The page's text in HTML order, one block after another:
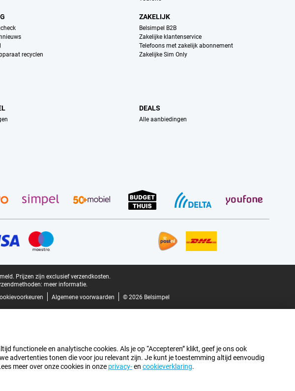
recyclen
ZAKELIJK
Belsimpel B2B
Zakelijke klantenservice
Telefoons met zakelijk abonnement
Zakelijke Sim Only
DEALS
Alle aanbiedingen
Prijzen zijn exclusief verzendkosten.
meer informatie.
Algemene voorwaarden © 2026 Belsimpel
functionele en analytische cookies. Als je op “Accepteren” klikt, geef je ons ook
advertenties tonen die voor jou relevant zijn. Je kunt je toestemming altijd eenvoudig
meer over onze cookies in onze privacy-en cookieverklaring.